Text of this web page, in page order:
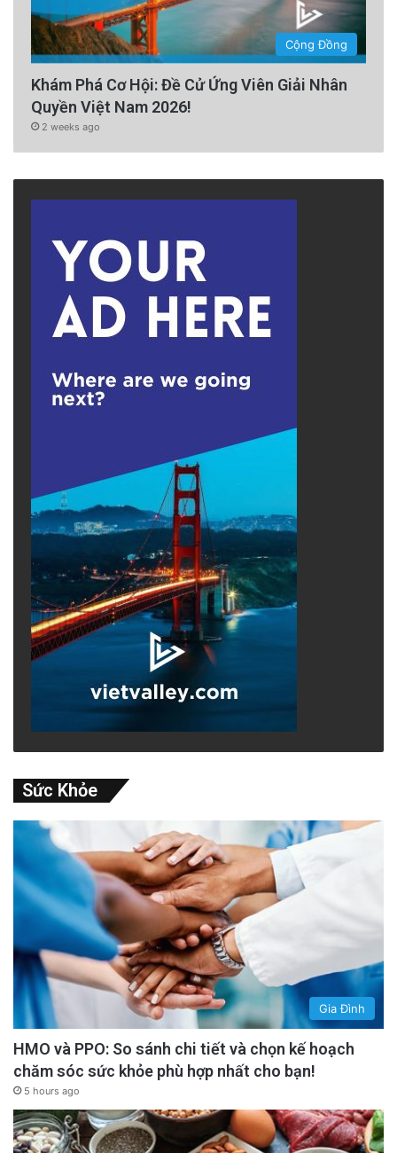
Cộng Đồng
Khám Phá Cơ Hội: Đề Cử Ứng Viên Giải Nhân
Quyền Việt Nam 2026!
2 weeks ago
Sức Khỏe
Gia Đình
HMO và PPO: So sánh chi tiết và chọn kế hoạch
chăm sóc sức khỏe phù hợp nhất cho bạn!
5 hours ago